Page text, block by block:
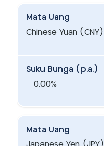
Mata Uang
Chinese Yuan (CNY)
Suku Bunga (p.a.)
0.00%
Mata Uang